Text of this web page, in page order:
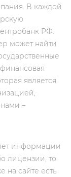
В каждой
РФ.
может найти
является
–
информации
лицензии, то
на сайте есть